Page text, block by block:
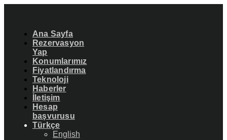
Ana Sayfa
Rezervasyon
Yap
Konumlarımız
Fiyatlandırma
Teknoloji
Haberler
İletişim
Hesap
başvurusu
Türkçe
English